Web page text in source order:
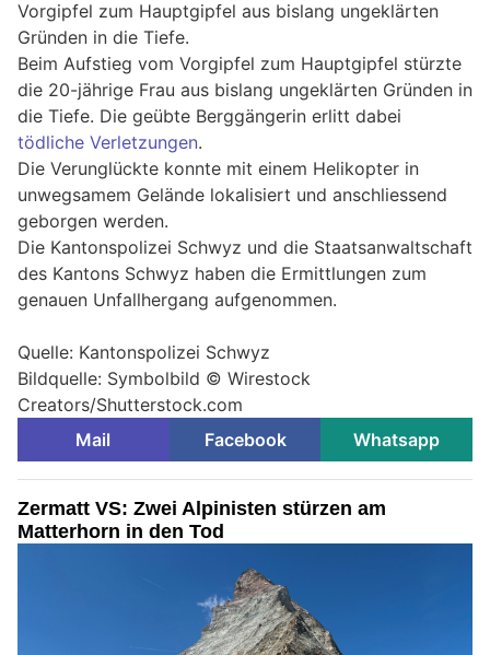
Vorgipfel zum Hauptgipfel aus bislang ungeklärten
Gründen in die Tiefe.
Beim Aufstieg vom Vorgipfel zum Hauptgipfel stürzte
die 20-jährige Frau aus bislang ungeklärten Gründen in
die Tiefe. Die geübte Berggängerin erlitt dabei
tödliche Verletzungen.
Die Verunglückte konnte mit einem Helikopter in
unwegsamem Gelände lokalisiert und anschliessend
geborgen werden.
Die Kantonspolizei Schwyz und die Staatsanwaltschaft
des Kantons Schwyz haben die Ermittlungen zum
genauen Unfallhergang aufgenommen.
Quelle: Kantonspolizei Schwyz
Bildquelle: Symbolbild © Wirestock
Creators/Shutterstock.com
Mail
Facebook Whatsapp
Zermatt VS: Zwei Alpinisten stürzen am
Matterhorn in den Tod